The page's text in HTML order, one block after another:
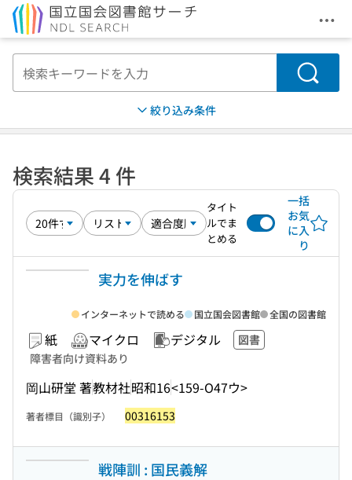
メ
検索
絞り込み条件
検索結果 4 件
タイト
ルでま
とめる
一括
お気
に入
り
実力を伸ばす
紙 マイクロ デジタル
図書
障害者向け資料あり
岡山研堂 著教材社昭和16<159-O47ウ>
インターネットで読める 国立国会図書館 全国の図書館
著者標目（識別子） 00316153
戦陣訓 : 国民義解